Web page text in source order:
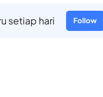
setiap hari Follow